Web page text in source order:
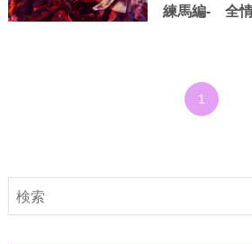
練馬編- 全情
1